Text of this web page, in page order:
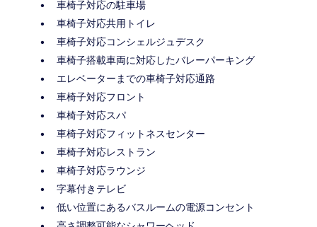
車椅子対応の駐車場
車椅子対応共用トイレ
車椅子対応コンシェルジュデスク
車椅子搭載車両に対応したバレーパーキング
エレベーターまでの車椅子対応通路
車椅子対応フロント
車椅子対応スパ
車椅子対応フィットネスセンター
車椅子対応レストラン
車椅子対応ラウンジ
字幕付きテレビ
低い位置にあるバスルームの電源コンセント